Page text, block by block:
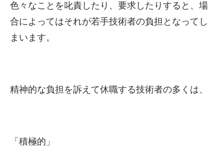
色々なことを叱責したり、要求したりすると、場
合によってはそれが若手技術者の負担となってし
まいます。
精神的な負担を訴えて休職する技術者の多くは、
「積極的」